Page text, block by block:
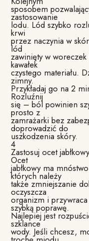
sposobem
zastosowanie
lodu. Lód szybko
krwi
przez naczynia w
lód
zawinięty w
kawałek
czystego materiału.
zimny.
Przykładaj go na 2
Rozluźnij
się – ból powinien
prosto z
zamrażarki bez
doprowadzić do
uszkodzenia skóry.
4
Zastosuj ocet
Ocet
jabłkowy ma
których należy
także zmniejszanie
oczyszcza
organizm i przywraca
szybką poprawę.
Najlepiej jest
szklance
wody. Jeśli chcesz,